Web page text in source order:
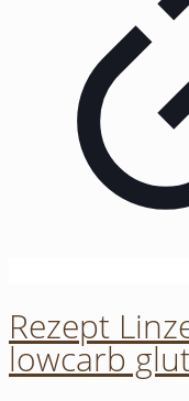
Rezept
lowcarb